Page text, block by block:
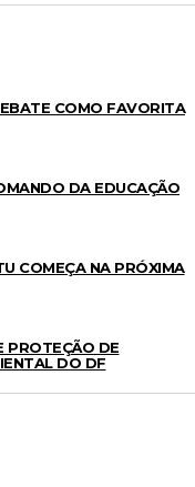
COMO FAVORITA
DA EDUCAÇÃO
COMEÇA NA PRÓXIMA
PROTEÇÃO DE
DO DF